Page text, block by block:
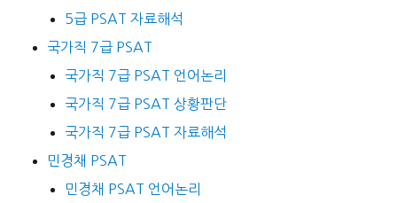
5급 PSAT 자료해석
국가직 7급 PSAT
국가직 7급 PSAT 언어논리
국가직 7급 PSAT 상황판단
국가직 7급 PSAT 자료해석
민경채 PSAT
민경채 PSAT 언어논리